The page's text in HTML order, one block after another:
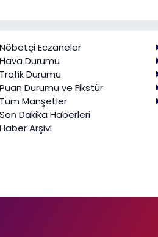
Nöbetçi Eczaneler
Hava Durumu
Trafik Durumu
Puan Durumu ve Fikstür
Tüm Manşetler
Son Dakika Haberleri
Haber Arşivi